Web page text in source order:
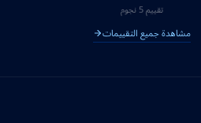
تقييم 5 نجوم
مشاهدة جميع التقييمات